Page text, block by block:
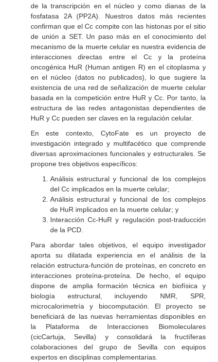
de la transcripción en el núcleo y como dianas de la
fosfatasa 2A (PP2A). Nuestros datos más recientes
confirman que el Cc compite con las histonas por el sitio
de unión a SET. Un paso más en el conocimiento del
mecanismo de la muerte celular es nuestra evidencia de
interacciones directas entre el Cc y la proteína
oncogénica HuR (Human antigen R) en el citoplasma y
en el núcleo (datos no publicados), lo que sugiere la
existencia de una red de señalización de muerte celular
basada en la competición entre HuR y Cc. Por tanto, la
estructura de las redes antagonistas dependientes de
HuR y Cc pueden ser claves en la regulación celular.
En este contexto, CytoFate es un proyecto de
investigación integrado y multifacético que comprende
diversas aproximaciones funcionales y estructurales. Se
propone tres objetivos específicos:
Análisis estructural y funcional de los complejos
del Cc implicados en la muerte celular;
Análisis estructural y funcional de los complejos
de HuR implicados en la muerte celular; y
Interacción Cc-HuR y regulación post-traducción
de la PCD.
Para abordar tales objetivos, el equipo investigador
aporta su dilatada experiencia en el análisis de la
relación estructura-función de proteínas, en concreto en
interacciones proteína-proteína. De hecho, el equipo
dispone de amplia formación técnica en biofísica y
biología estructural, incluyendo NMR, SPR,
microcalorimetría y biocomputación. El proyecto se
beneficiará de las nuevas herramientas disponibles en
la Plataforma de Interacciones Biomoleculares
(cicCartuja, Sevilla) y consolidará la fructíferas
colaboraciones del grupo de Sevilla con equipos
expertos en disciplinas complementarias.